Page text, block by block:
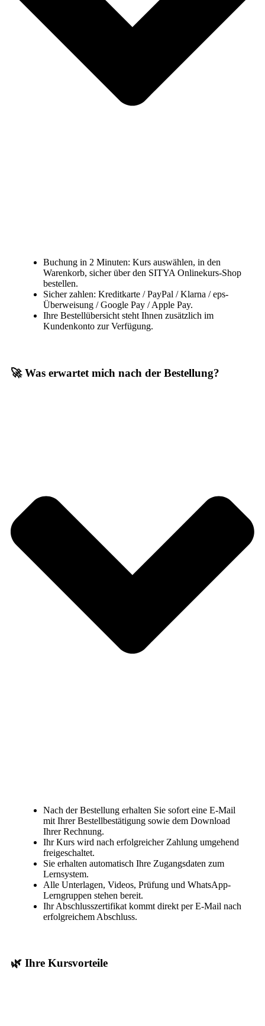
Buchung in 2 Minuten: Kurs auswählen, in den
Warenkorb, sicher über den SITYA Onlinekurs-Shop
bestellen.
Sicher zahlen: Kreditkarte / PayPal / Klarna / eps-
Überweisung / Google Pay / Apple Pay.
Ihre Bestellübersicht steht Ihnen zusätzlich im
Kundenkonto zur Verfügung.
🚀 Was erwartet mich nach der Bestellung?
Nach der Bestellung erhalten Sie sofort eine E-Mail
mit Ihrer Bestellbestätigung sowie dem Download
Ihrer Rechnung.
Ihr Kurs wird nach erfolgreicher Zahlung umgehend
freigeschaltet.
Sie erhalten automatisch Ihre Zugangsdaten zum
Lernsystem.
Alle Unterlagen, Videos, Prüfung und WhatsApp-
Lerngruppen stehen bereit.
Ihr Abschlusszertifikat kommt direkt per E-Mail nach
erfolgreichem Abschluss.
🌿 Ihre Kursvorteile